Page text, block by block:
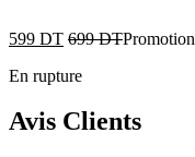
599 DT 699DTPromotion
En rupture
Avis Clients